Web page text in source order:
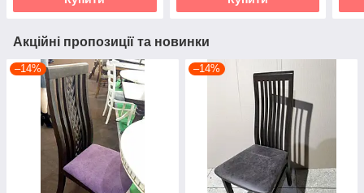
Акційні пропозиції та новинки
–14% –14%